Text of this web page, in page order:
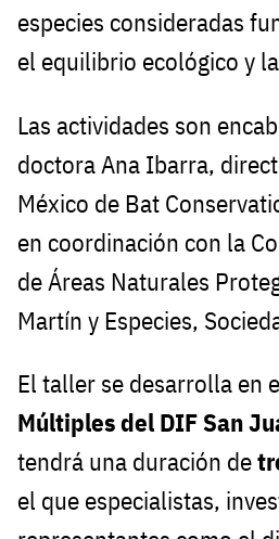
especies consideradas
el equilibrio ecológico y
Las actividades son
doctora Ana Ibarra,
México de Bat
en coordinación con la
de Áreas Naturales
Martín y Especies,
El taller se desarrolla en
Múltiples del DIF San
tendrá una duración de
el que especialistas,